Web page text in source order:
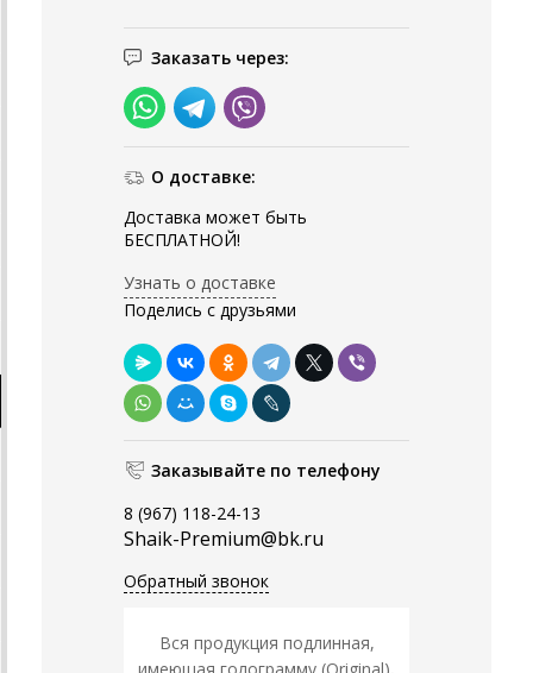
Заказать через:
О доставке:
Доставка может быть
БЕСПЛАТНОЙ!
Узнать о доставке
Поделись с друзьями
Заказывайте по телефону
8 (967) 118-24-13
Shaik-Premium@bk.ru
Обратный звонок
Вся продукция подлинная,